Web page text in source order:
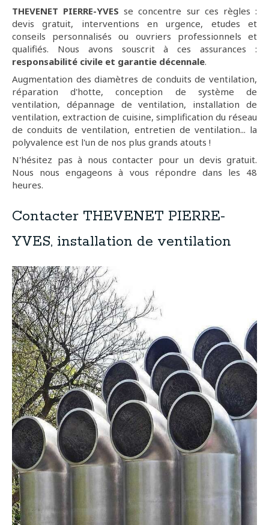
THEVENET PIERRE-YVES se concentre sur ces règles :
devis gratuit, interventions en urgence, etudes et
conseils personnalisés ou ouvriers professionnels et
qualifiés. Nous avons souscrit à ces assurances :
responsabilité civile et garantie décennale.
Augmentation des diamètres de conduits de ventilation,
réparation d'hotte, conception de système de
ventilation, dépannage de ventilation, installation de
ventilation, extraction de cuisine, simplification du réseau
de conduits de ventilation, entretien de ventilation... la
polyvalence est l'un de nos plus grands atouts !
N'hésitez pas à nous contacter pour un devis gratuit.
Nous nous engageons à vous répondre dans les 48
heures.
Contacter THEVENET PIERRE-
YVES, installation de ventilation